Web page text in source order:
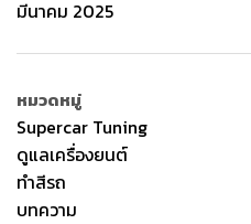
มีนาคม 2025
หมวดหมู่
Supercar Tuning
ดูแลเครื่องยนต์
ทำสีรถ
บทความ